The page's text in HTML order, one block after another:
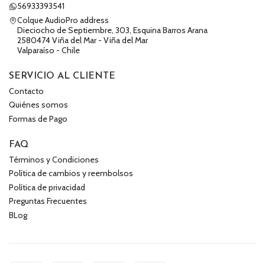
56933393541
Colque AudioPro address
Dieciocho de Septiembre, 303, Esquina Barros Arana
2580474 Viña del Mar - Viña del Mar
Valparaíso - Chile
SERVICIO AL CLIENTE
Contacto
Quiénes somos
Formas de Pago
FAQ
Términos y Condiciones
Política de cambios y reembolsos
Política de privacidad
Preguntas Frecuentes
BLog